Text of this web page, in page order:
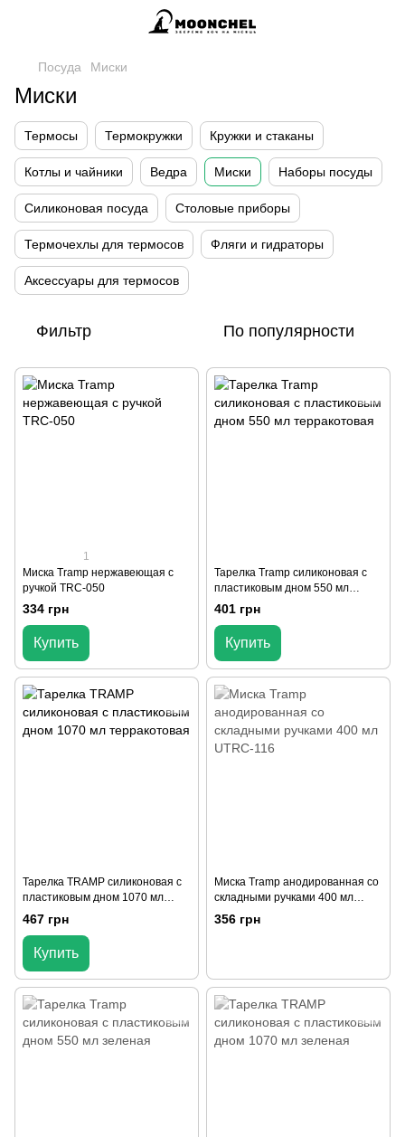
Посуда Миски
Миски
Термосы Термокружки Кружки и стаканы
Котлы и чайники Ведра Миски Наборы посуды
Силиконовая посуда Столовые приборы
Термочехлы для термосов Фляги и гидраторы
Аксессуары для термосов
Фильтр По популярности
1
Миска Tramp нержавеющая с
ручкой TRC-050
334 грн
Купить
Тарелка Tramp силиконовая с
пластиковым дном 550 мл
терракотовая
401 грн
Купить
Тарелка TRAMP силиконовая с
пластиковым дном 1070 мл
терракотовая
467 грн
Купить
Миска Tramp анодированная со
складными ручками 400 мл
UTRC-116
356 грн